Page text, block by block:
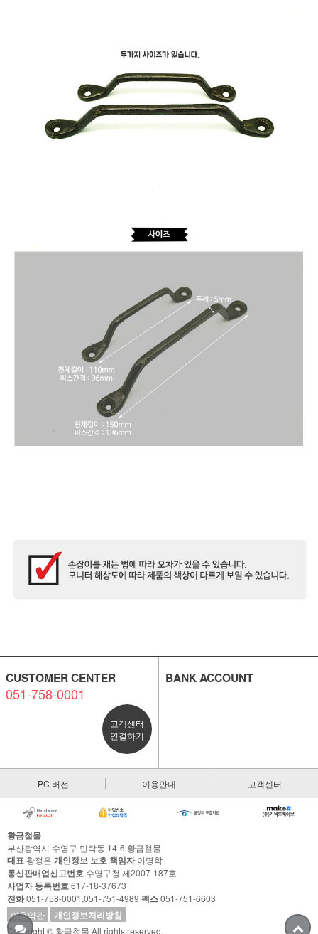
CUSTOMER CENTER
051-758-0001
고객센터
연결하기
BANK ACCOUNT
PC 버전 이용안내 고객센터
황금철물
부산광역시 수영구 민락동 14-6 황금철물
대표 황정은 개인정보 보호 책임자이명학
통신판매업신고번호 수영구청 제2007-187호
사업자 등록번호617-18-37673
전화051-758-0001,051-751-4989 팩스051-751-6603
이용약관
개인정보처리방침
Copyright © 황금철물 All rights reserved.